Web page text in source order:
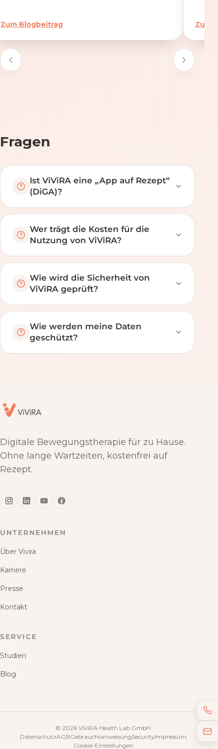
Zum Blogbeitrag Zum
Fragen
Ist ViViRA eine „App auf Rezept“
(DiGA)?
Wer trägt die Kosten für die
Nutzung von ViViRA?
Wie wird die Sicherheit von
ViViRA geprüft?
Wie werden meine Daten
geschützt?
Digitale Bewegungstherapie für zu Hause.
Ohne lange Wartzeiten, kostenfrei auf
Rezept.
UNTERNEHMEN
Über Vivira
Karriere
Presse
Kontakt
SERVICE
Studien
Blog
© 2026 ViViRA Health Lab GmbH
DatenschutzAGBGebrauchsanweisungSecurityImpressum
Cookie-Einstellungen